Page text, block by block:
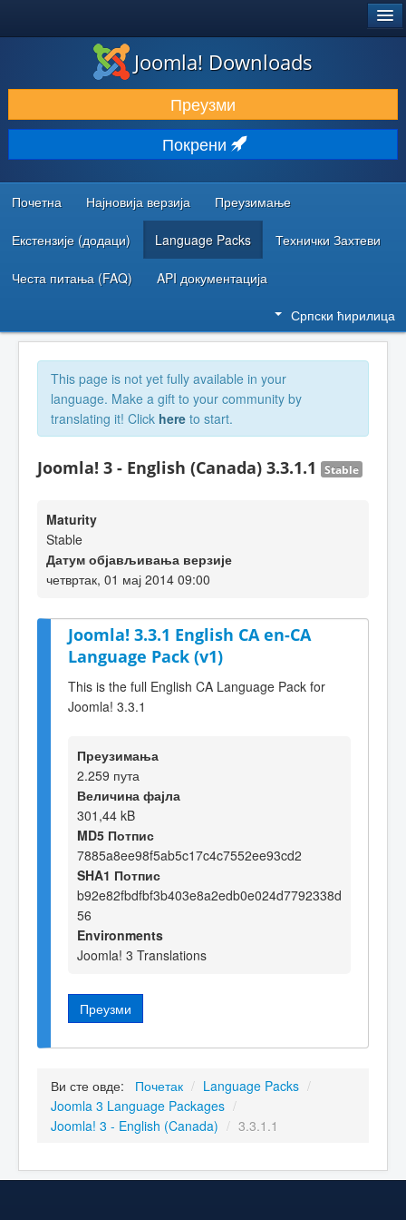
ПРЕУЗИМАЊЕ И ПРОШИРЕЊА (ЕКСТЕНЗИЈЕ)
ОТКРИЈТЕ И НАУЧИТЕ
ЗАЈЕДНИЦА И ПОДРШКА
РЕСУРСИ ЗА РАЗВОЈ
Joomla! Downloads
Преузми
Покрени
Почетна Најновија верзија Преузимање
Екстензије (додаци) Language Packs Технички Захтеви
Честа питања (FAQ) API документација
Српски ћирилица
This page is not yet fully available in your
language. Make a gift to your community by
translating it! Click here to start.
Joomla! 3 - English (Canada) 3.3.1.1 Stable
Maturity
Stable
Датум објављивања верзије
четвртак, 01 мај 2014 09:00
Joomla! 3.3.1 English CA en-CA
Language Pack (v1)
This is the full English CA Language Pack for
Joomla! 3.3.1
Преузимања
2.259 пута
Величина фајла
301,44 kB
MD5 Потпис
7885a8ee98f5ab5c17c4c7552ee93cd2
SHA1 Потпис
b92e82fbdfbf3b403e8a2edb0e024d7792338d
56
Environments
Joomla! 3 Translations
Преузми
Ви сте овде: Почетак / Language Packs /
Joomla 3 Language Packages /
Joomla! 3 - English (Canada) / 3.3.1.1